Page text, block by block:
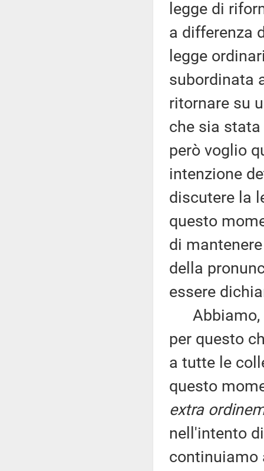
legge di
a differenza
legge
subordinata
ritornare su
che sia
però voglio
intenzione
discutere la
questo
di
della
essere
Abbiamo,
per questo
a tutte le
questo
extra
nell'intento
continuiamo